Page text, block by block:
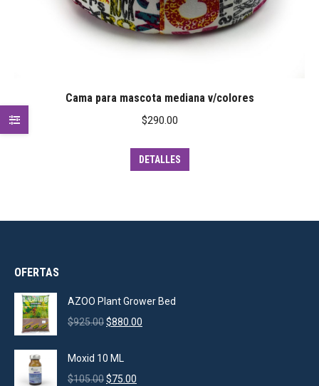
Cama para mascota mediana v/colores
$290.00
DETALLES
OFERTAS
AZOO Plant Grower Bed
$925.00Original
was:
$925.00.
$880.00
Moxid 10 ML
$105.00Original
$75.00